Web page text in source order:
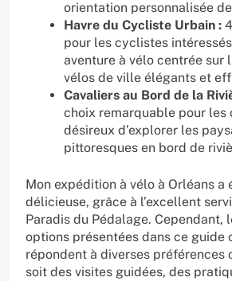
orientation personnalisée
Havre du Cycliste Urbain :
pour les cyclistes
aventure à vélo centrée sur
vélos de ville élégants et
Cavaliers au Bord de la
choix remarquable pour les
désireux d’explorer les
pittoresques en bord de
Mon expédition à vélo à Orléans a
délicieuse, grâce à l’excellent
Paradis du Pédalage. Cependant,
options présentées dans ce guide
répondent à diverses préférences
soit des visites guidées, des